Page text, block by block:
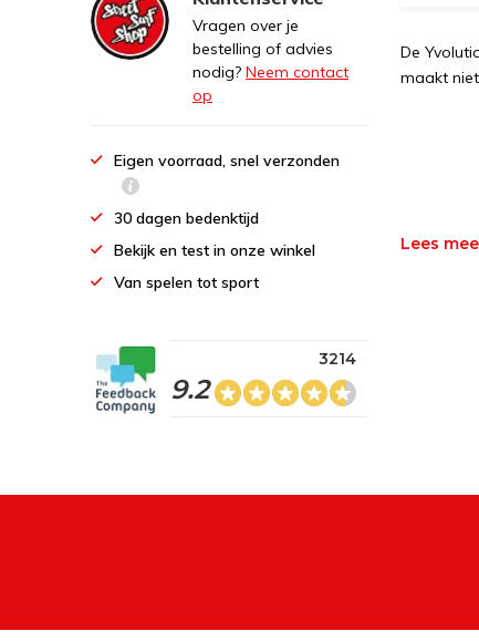
De
maakt
Lees
Vragen over je
bestelling of advies
nodig? Neem contact
op
Eigen voorraad, snel verzonden
30 dagen bedenktijd
Bekijk en test in onze winkel
Van spelen tot sport
9.2
3214